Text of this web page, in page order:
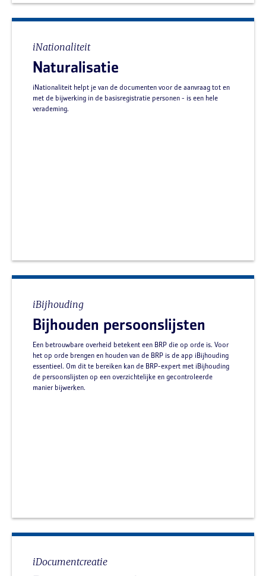
iNationaliteit
Naturalisatie
iNationaliteit helpt je van de documenten voor de aanvraag tot en
met de bijwerking in de basisregistratie personen - is een hele
verademing.
iBijhouding
Bijhouden persoonslijsten
Een betrouwbare overheid betekent een BRP die op orde is. Voor
het op orde brengen en houden van de BRP is de app iBijhouding
essentieel. Om dit te bereiken kan de BRP-expert met iBijhouding
de persoonslijsten op een overzichtelijke en gecontroleerde
manier bijwerken.
iDocumentcreatie